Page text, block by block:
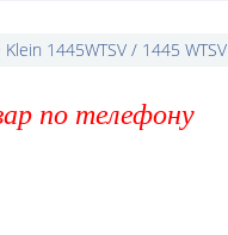
1445WTSV / 1445 WTSV
по телефону